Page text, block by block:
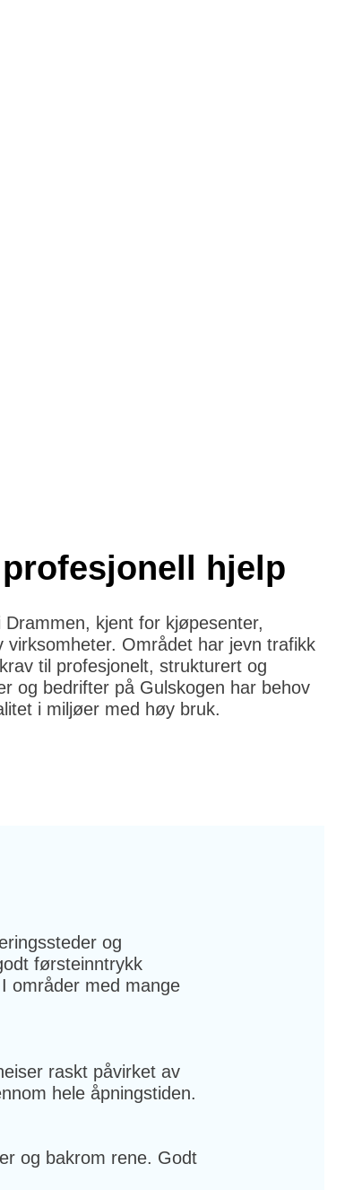
hjelp
kjent for kjøpesenter,
virksomheter. Området har jevn trafikk
til profesjonelt, strukturert og
og bedrifter på Gulskogen har behov
i miljøer med høy bruk.
og
førsteinntrykk
områder med mange
raskt påvirket av
hele åpningstiden.
og bakrom rene. Godt